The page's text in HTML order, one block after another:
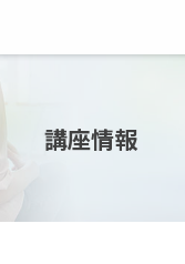
講座情報